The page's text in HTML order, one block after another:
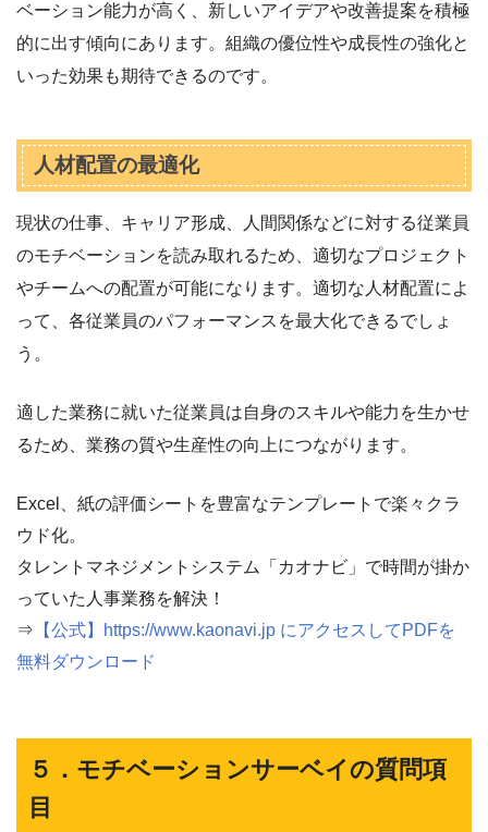
ベーション能力が高く、新しいアイデアや改善提案を積極
的に出す傾向にあります。組織の優位性や成長性の強化と
いった効果も期待できるのです。
人材配置の最適化
現状の仕事、キャリア形成、人間関係などに対する従業員
のモチベーションを読み取れるため、適切なプロジェクト
やチームへの配置が可能になります。適切な人材配置によ
って、各従業員のパフォーマンスを最大化できるでしょ
う。
適した業務に就いた従業員は自身のスキルや能力を生かせ
るため、業務の質や生産性の向上につながります。
Excel、紙の評価シートを豊富なテンプレートで楽々クラ
ウド化。
タレントマネジメントシステム「カオナビ」で時間が掛か
っていた人事業務を解決！
⇒ 【公式】https://www.kaonavi.jp にアクセスしてPDFを
無料ダウンロード
５．モチベーションサーベイの質問項
目